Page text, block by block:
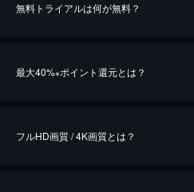
無料トライアルは何が無料？
最大40%※ポイント還元とは？
フルHD画質 / 4K画質とは？